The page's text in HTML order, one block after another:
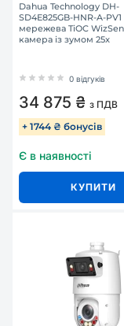
Dahua Technology DH-
SD4E825GB-HNR-A-
мережева TiOC
камера із зумом 25x
0 відгуків
34 875 ₴ з ПДВ
+ 1744 ₴ бонусів
Є в наявності
КУПИТИ